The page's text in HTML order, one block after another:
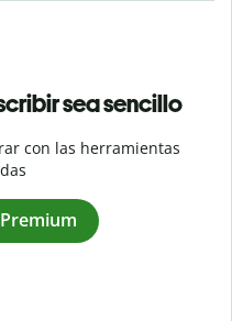
sea sencillo
con las herramientas